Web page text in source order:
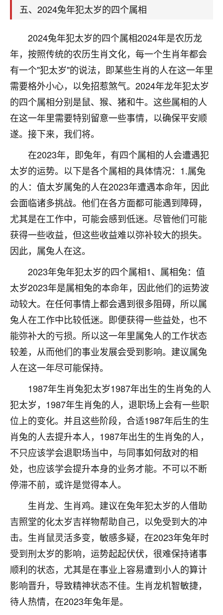
五、2024兔年犯太岁的四个属相
2024兔年犯太岁的四个属相2024年是农历龙
年，按照传统的农历生肖文化，每一个生肖年都会
有一个"犯太岁"的说法，即某些生肖的人在这一年里
需要格外小心，以免招惹煞气。2024年龙年犯太岁
的四个属相分别是鼠、猴、猪和牛。这些属相的人
在这一年里需要特别留意一些事情，以确保平安顺
遂。接下来，我们将。
在2023年，即兔年，有四个属相的人会遭遇犯
太岁的运势。以下是各个属相的具体情况：1.属兔
的人：值太岁属兔的人在2023年遭遇本命年，因此
会面临诸多挑战。他们在各方面都可能遇到障碍，
尤其是在工作中，可能会感到低迷。尽管他们可能
获得一些收益，但这些收益难以弥补较大的损失。
因此，属兔人在这。
2023年兔年犯太岁的四个属相1、属相兔：值
太岁2023年是属相兔的本命年，因此他们的运势波
动较大。在任何事情上都会遇到很多阻碍，所以属
兔人在工作中比较低迷。即便获得一些益处，也不
能弥补大的亏损。所以这一年里属兔人的工作状态
较差，从而他们的事业发展会受到影响。建议属兔
人在这一年尽可能保持。
1987年生肖兔犯太岁1987年出生的生肖兔的人
犯太岁，1987年生肖兔的人，退职场上会有一些职
位上的变化。并且这些阶段，合适1987年后生的生
肖兔的人去提升本人，1987年出生的生肖兔的人，
不只应该学会退职场当中，与同事如何敌对的相
处，也应该学会提升本身的业务才能。不可以不断
停滞不前，或许是觉得本人。
生肖龙、生肖鸡。建议在兔年犯太岁的人借助
吉照堂的化太岁吉祥物帮助自己，以免受到大的冲
击。生肖鼠灵活多变，敏感多疑，在2023年兔年时
受到刑太岁的影响，运势起起伏伏，很难保持诸事
顺利的状态，尤其是在事业上容易遭到小人的算计
影响晋升，导致精神状态不佳。生肖龙机智敏捷，
待人热情，在2023年兔年是。
太岁还有一个发钱粮，本来年前的人事调整，拖到年
职第一个就是我，职务无所谓，主要是底薪加了
3000，非常开心，无论如何，感恩感谢！🙏🏻
鹿森：恭喜升职加薪！！，请客吗？�
12小时前 来自北京 32
心心相印
我身体不太好，总是病病殃殃的，去检查又没什么大
题，后来无意中看到有人推荐慧来老师，跟老师聊过
之后，心情豁然开朗，也听老师建议，处理了一些因
果问题。今年以来，身体比以前好多，主要是心情好
了，老师说境随心转，现在深有体会了。
鹿森 ：是的，其实跟老师聊过之后，最大的感
触，首先就是心态会变好，万般皆是命，半点
不由人！
1天前 来自四川
金白水清
我也想找老师看看，有没有人给个联系方式的啊？
鹿森：慧来老师微信：gjsy0624
1天前 来自江西 12
青春168
2天前 来自山西 15
Jessica李
老师做不做超度法事？我想给我奶奶做超度，她今年
刚去世了。
七零老顽童 ：我母亲前年离世，刚开始我经常
做梦梦见她，后来也是朋友介绍，找到慧来老
师，安排了超度法事，做梦再也没有梦到过
超度，现在看来，人不信也不行。
2天前 来自云南 11
优秀的张同学
老师收徒吗？？我对这些很感兴趣
2天前 来自山西 15